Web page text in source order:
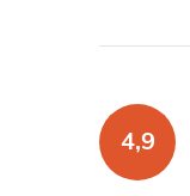
4,9